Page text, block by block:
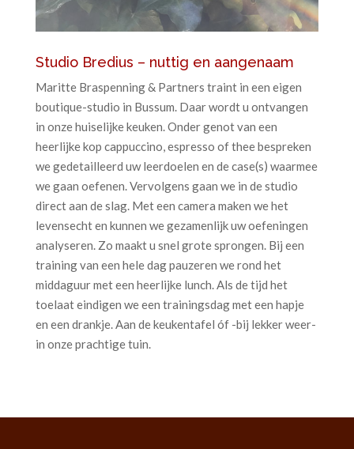
Studio Bredius – nuttig en aangenaam
Maritte Braspenning & Partners traint in een eigen
boutique-studio in Bussum. Daar wordt u ontvangen
in onze huiselijke keuken. Onder genot van een
heerlijke kop cappuccino, espresso of thee bespreken
we gedetailleerd uw leerdoelen en de case(s) waarmee
we gaan oefenen. Vervolgens gaan we in de studio
direct aan de slag. Met een camera maken we het
levensecht en kunnen we gezamenlijk uw oefeningen
analyseren. Zo maakt u snel grote sprongen. Bij een
training van een hele dag pauzeren we rond het
middaguur met een heerlijke lunch. Als de tijd het
toelaat eindigen we een trainingsdag met een hapje
en een drankje. Aan de keukentafel óf -bij lekker weer-
in onze prachtige tuin.